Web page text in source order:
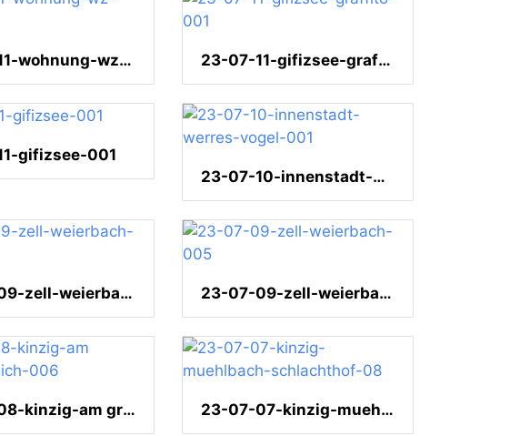
23-07-11-wohnung-wz-vase-001 23-07-11-gifizsee-graffito-001
gifizsee-001
23-07-10-innenstadt-werres-vogel-001
23-07-09-zell-weierbach-014
23-07-09-zell-weierbach-005
23-07-08-kinzig-am grossendeich-006 23-07-07-kinzig-muehlbach-schlachthof-08